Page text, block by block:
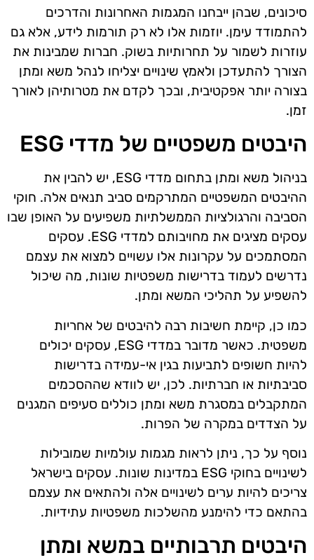
סיכונים, שבהן ייבחנו המגמות האחרונות והדרכים
להתמודד עימן. יוזמות אלו לא רק תורמות לידע, אלא גם
עוזרות לשמור על תחרותיות בשוק. חברות שמבינות את
הצורך להתעדכן ולאמץ שינויים יצליחו לנהל משא ומתן
בצורה יותר אפקטיבית, ובכך לקדם את מטרותיהן לאורך
זמן.
היבטים משפטיים של מדדי ESG
בניהול משא ומתן בתחום מדדי ESG, יש להבין את
ההיבטים המשפטיים המתרקמים סביב תנאים אלה. חוקי
הסביבה והרגולציות הממשלתיות משפיעים על האופן שבו
עסקים מציגים את מחויבותם למדדי ESG. עסקים
המסתמכים על עקרונות אלו עשויים למצוא את עצמם
נדרשים לעמוד בדרישות משפטיות שונות, מה שיכול
להשפיע על תהליכי המשא ומתן.
כמו כן, קיימת חשיבות רבה להיבטים של אחריות
משפטית. כאשר מדובר במדדי ESG, עסקים יכולים
להיות חשופים לתביעות בגין אי-עמידה בדרישות
סביבתיות או חברתיות. לכן, יש לוודא שההסכמים
המתקבלים במסגרת משא ומתן כוללים סעיפים המגנים
על הצדדים במקרה של הפרות.
נוסף על כך, ניתן לראות מגמות עולמיות שמובילות
לשינויים בחוקי ESG במדינות שונות. עסקים בישראל
צריכים להיות ערים לשינויים אלה ולהתאים את עצמם
בהתאם כדי להימנע מהשלכות משפטיות עתידיות.
היבטים תרבותיים במשא ומתן